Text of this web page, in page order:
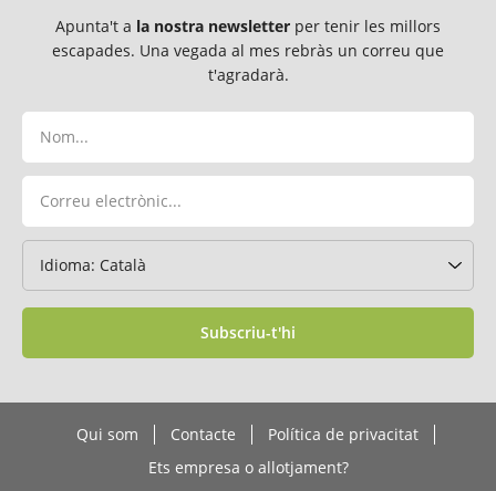
Apunta't a la nostra newsletter per tenir les millors
escapades. Una vegada al mes rebràs un correu que
t'agradarà.
Subscriu-t'hi
Qui som Contacte
Política de privacitat
Ets empresa o allotjament?